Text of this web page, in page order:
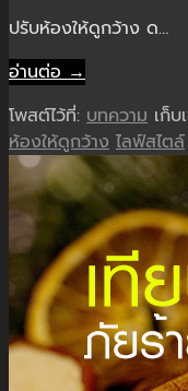
ปรับห้องให้ดูกว้าง ด…
อ่านต่อ →
โพสต์ไว้ที่: บทความ เก็บ
ห้องให้ดูกว้าง ไลฟ์สไตล์